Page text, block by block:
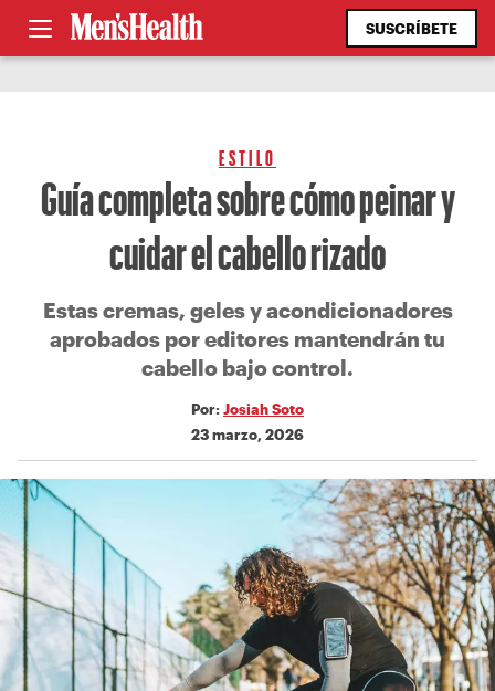
SUSCRÍBETE
ESTILO
Guía completa sobre cómo peinar y
cuidar el cabello rizado
Estas cremas, geles y acondicionadores
aprobados por editores mantendrán tu
cabello bajo control.
Por: Josiah Soto
23 marzo, 2026